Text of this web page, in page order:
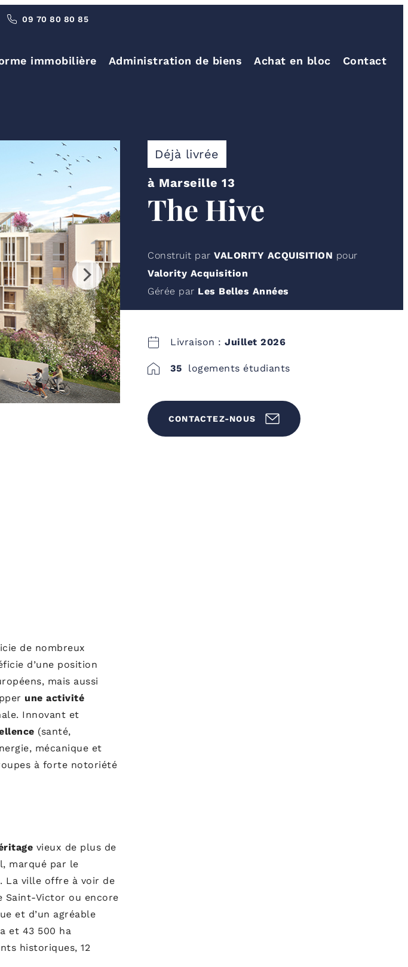
09 70 80 80 85
immobilière Administration de biens Achat en bloc Contact
Déjà livrée
à Marseille 13
The Hive
Construit par VALORITY ACQUISITION pour
Valority Acquisition
Gérée par Les Belles Années
Livraison : Juillet 2026
35 logements étudiants
CONTACTEZ-NOUS
de nombreux
d’une position
mais aussi
une activité
Innovant et
(santé,
mécanique et
à forte notoriété
vieux de plus de
marqué par le
La ville offre à voir de
Saint-Victor ou encore
et d’un agréable
et 43 500 ha
historiques, 12